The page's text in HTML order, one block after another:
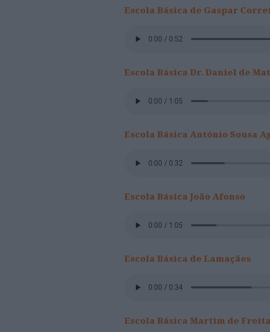
Escola Básica de Gaspar
Escola Básica Dr. Daniel de
Escola Básica António Sousa
Escola Básica João Afonso
Escola Básica de Lamaçães
Escola Básica Martim de